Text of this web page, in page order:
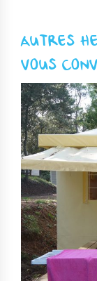
AUTRES
VOUS